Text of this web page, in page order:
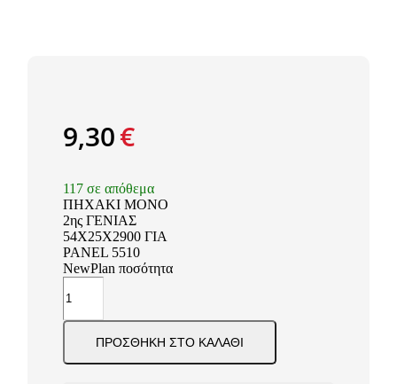
9,30€
117 σε απόθεμα
ΠΗΧΑΚΙ ΜΟΝΟ
2ης ΓΕΝΙΑΣ
54Χ25Χ2900 ΓΙΑ
PANEL 5510
NewPlan ποσότητα
ΠΡΟΣΘΉΚΗ ΣΤΟ ΚΑΛΆΘΙ